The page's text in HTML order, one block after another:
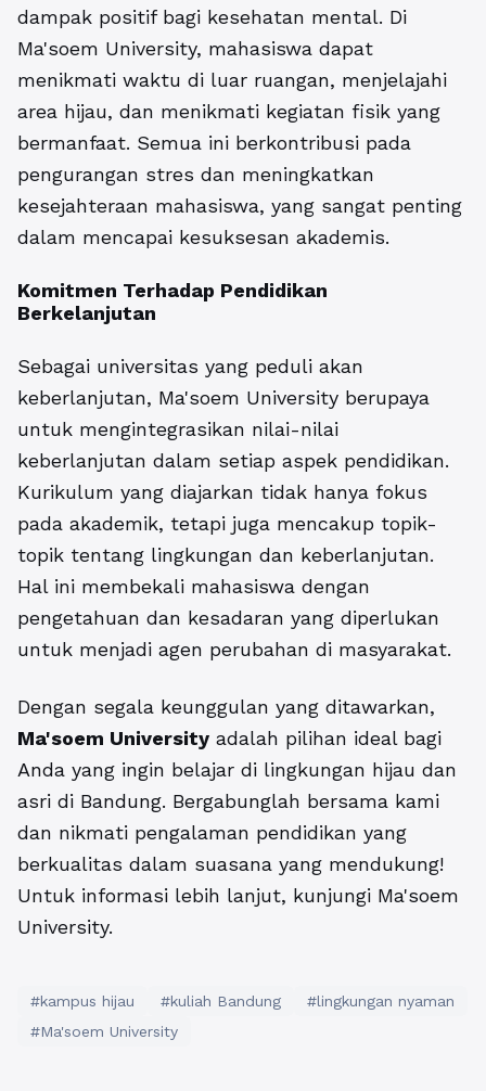
dampak positif bagi kesehatan mental. Di
Ma'soem University, mahasiswa dapat
menikmati waktu di luar ruangan, menjelajahi
area hijau, dan menikmati kegiatan fisik yang
bermanfaat. Semua ini berkontribusi pada
pengurangan stres dan meningkatkan
kesejahteraan mahasiswa, yang sangat penting
dalam mencapai kesuksesan akademis.
Komitmen Terhadap Pendidikan
Berkelanjutan
Sebagai universitas yang peduli akan
keberlanjutan, Ma'soem University berupaya
untuk mengintegrasikan nilai-nilai
keberlanjutan dalam setiap aspek pendidikan.
Kurikulum yang diajarkan tidak hanya fokus
pada akademik, tetapi juga mencakup topik-
topik tentang lingkungan dan keberlanjutan.
Hal ini membekali mahasiswa dengan
pengetahuan dan kesadaran yang diperlukan
untuk menjadi agen perubahan di masyarakat.
Dengan segala keunggulan yang ditawarkan,
Ma'soem University adalah pilihan ideal bagi
Anda yang ingin belajar di lingkungan hijau dan
asri di Bandung. Bergabunglah bersama kami
dan nikmati pengalaman pendidikan yang
berkualitas dalam suasana yang mendukung!
Untuk informasi lebih lanjut, kunjungi Ma'soem
University.
#kampus hijau #kuliah Bandung
#lingkungan nyaman
#Ma'soem University